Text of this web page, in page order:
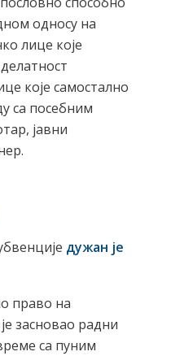
односу на
лице које
које самостално
са посебним
јавни
дужан је
право на
засновао радни
са пуним